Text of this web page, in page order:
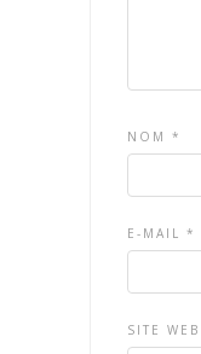
NOM *
E-MAIL *
SITE WEB